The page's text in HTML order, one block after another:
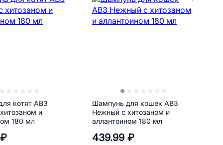
котят АВЗ
и
180 мл
Шампунь для кошек АВЗ
Нежный с хитозаном и
аллантоином 180 мл
439.99 ₽